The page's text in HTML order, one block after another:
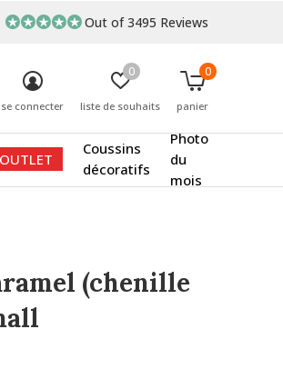
OUTLET
Coussins
décoratifs
Photo
du
mois
se connecter liste de souhaits
0
panier
0
Out of 3495 Reviews
(chenille